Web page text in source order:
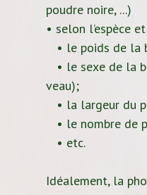
poudre noire, ...)
• selon l’espèce
• le poids de la
• le sexe de la
veau);
• la largeur du
• le nombre de
• etc.
Idéalement, la